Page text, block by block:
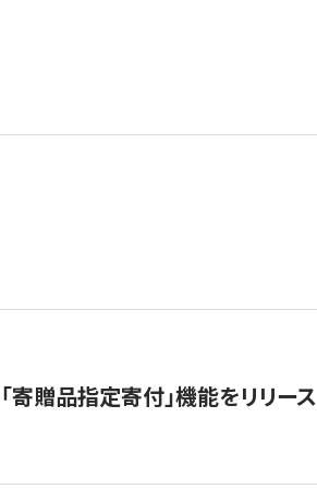
贈品指定寄付」機能をリリース